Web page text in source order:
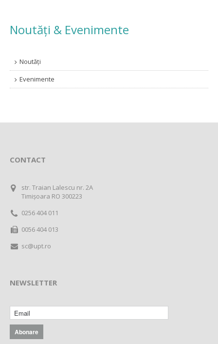
Noutăți & Evenimente
Noutăți
Evenimente
CONTACT
str. Traian Lalescu nr. 2A
Timișoara RO 300223
0256 404 011
0056 404 013
sc@upt.ro
NEWSLETTER